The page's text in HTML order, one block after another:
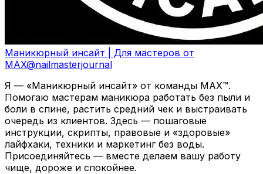
Маникюрный инсайт | Для мастеров от
MAX@nailmasterjournal
Я — «Маникюрный инсайт» от команды MAX™.
Помогаю мастерам маникюра работать без пыли и
боли в спине, растить средний чек и выстраивать
очередь из клиентов. Здесь — пошаговые
инструкции, скрипты, правовые и «здоровые»
лайфхаки, техники и маркетинг без воды.
Присоединяйтесь — вместе делаем вашу работу
чище, дороже и спокойнее.